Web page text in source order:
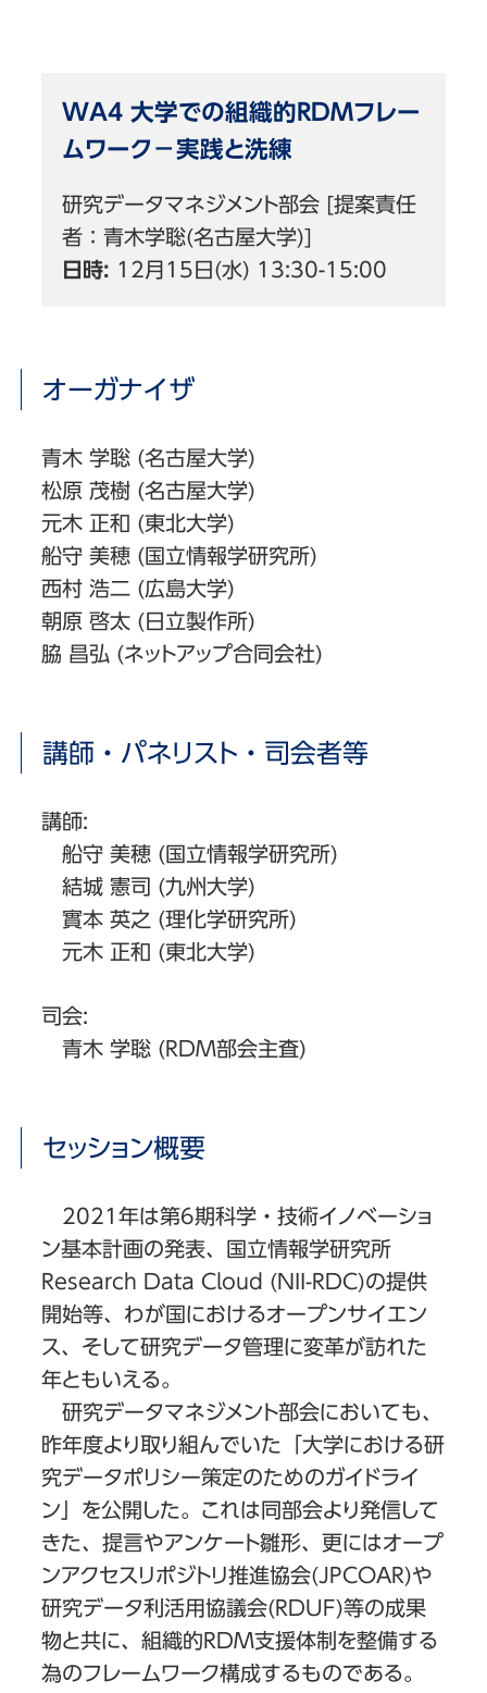
WA4 大学での組織的RDMフレー
ムワーク－実践と洗練
研究データマネジメント部会 [提案責任
者：青木学聡(名古屋大学)]
日時: 12月15日(水) 13:30-15:00
オーガナイザ
青木 学聡 (名古屋大学)
松原 茂樹 (名古屋大学)
元木 正和 (東北大学)
船守 美穂 (国立情報学研究所)
西村 浩二 (広島大学)
朝原 啓太 (日立製作所)
脇 昌弘 (ネットアップ合同会社)
講師・パネリスト・司会者等
講師:
船守 美穂 (国立情報学研究所)
結城 憲司 (九州大学)
實本 英之 (理化学研究所)
元木 正和 (東北大学)
司会:
青木 学聡 (RDM部会主査)
セッション概要
2021年は第6期科学・技術イノベーショ
ン基本計画の発表、国立情報学研究所
Research Data Cloud (NII-RDC)の提供
開始等、わが国におけるオープンサイエン
ス、そして研究データ管理に変革が訪れた
年ともいえる。
研究データマネジメント部会においても、
昨年度より取り組んでいた「大学における研
究データポリシー策定のためのガイドライ
ン」を公開した。これは同部会より発信して
きた、提言やアンケート雛形、更にはオープ
ンアクセスリポジトリ推進協会(JPCOAR)や
研究データ利活用協議会(RDUF)等の成果
物と共に、組織的RDM支援体制を整備する
為のフレームワーク構成するものである。